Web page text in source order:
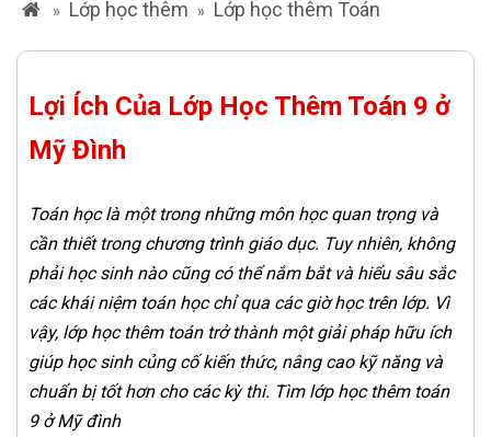
» Lớp học thêm » Lớp học thêm Toán
Lợi Ích Của Lớp Học Thêm Toán 9 ở
Mỹ Đình
Toán học là một trong những môn học quan trọng và
cần thiết trong chương trình giáo dục. Tuy nhiên, không
phải học sinh nào cũng có thể nắm bắt và hiểu sâu sắc
các khái niệm toán học chỉ qua các giờ học trên lớp. Vì
vậy, lớp học thêm toán trở thành một giải pháp hữu ích
giúp học sinh củng cố kiến thức, nâng cao kỹ năng và
chuẩn bị tốt hơn cho các kỳ thi. Tìm lớp học thêm toán
9 ở Mỹ đình